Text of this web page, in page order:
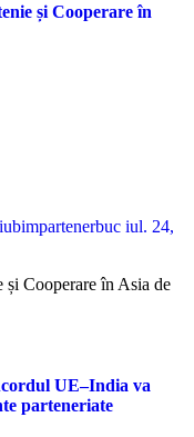
și Cooperare în
iul. 24,
UE–India va
parteneriate